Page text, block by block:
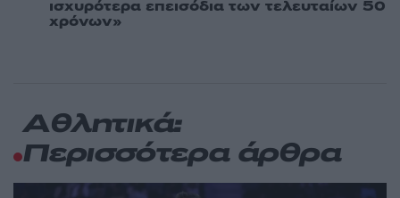
ισχυρότερα επεισόδια των τελευταίων 50
χρόνων»
Αθλητικά:
Περισσότερα άρθρα